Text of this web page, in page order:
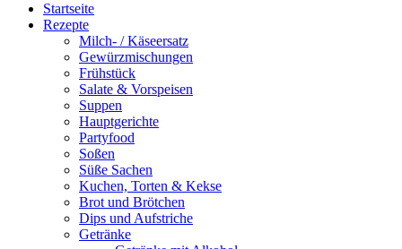
Startseite
Rezepte
Milch- / Käseersatz
Gewürzmischungen
Frühstück
Salate & Vorspeisen
Suppen
Hauptgerichte
Partyfood
Soßen
Süße Sachen
Kuchen, Torten & Kekse
Brot und Brötchen
Dips und Aufstriche
Getränke